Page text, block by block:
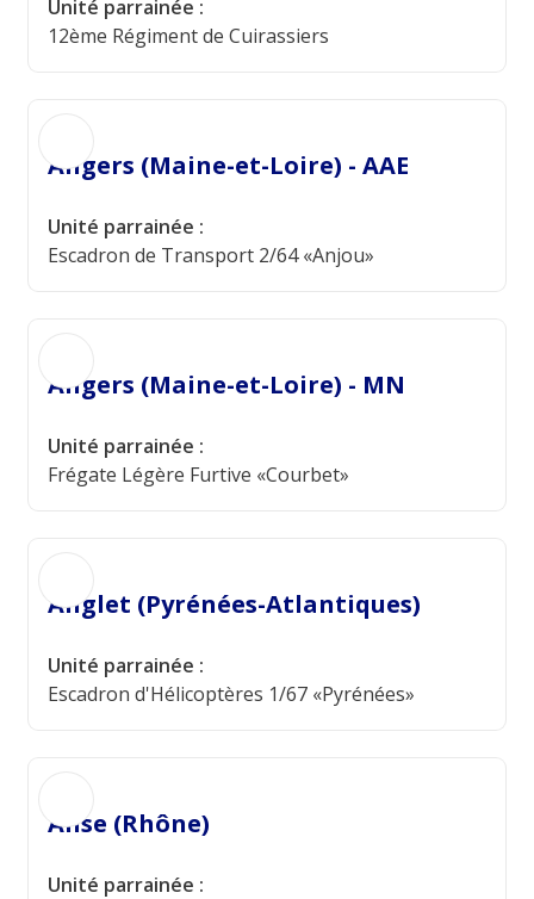
Unité parrainée :
12ème Régiment de Cuirassiers
Angers (Maine-et-Loire) - AAE
Unité parrainée :
Escadron de Transport 2/64 «Anjou»
Angers (Maine-et-Loire) - MN
Unité parrainée :
Frégate Légère Furtive «Courbet»
Anglet (Pyrénées-Atlantiques)
Unité parrainée :
Escadron d'Hélicoptères 1/67 «Pyrénées»
Anse (Rhône)
Unité parrainée :